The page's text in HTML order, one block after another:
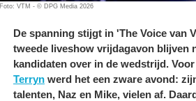
Foto: VTM - © DPG Media 2026
De spanning stijgt in 'The Voice van
tweede liveshow vrijdagavon blijven
kandidaten over in de wedstrijd.
Terryn werd het een zware avond:
talenten, Naz en Mike, vielen af.